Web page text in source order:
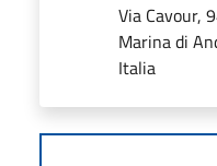
Via Cavour,
Marina di
Italia